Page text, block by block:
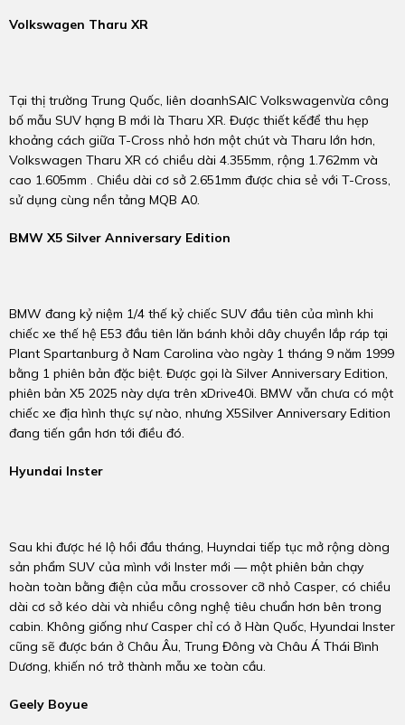
Volkswagen Tharu XR
Tại thị trường Trung Quốc, liên doanhSAIC Volkswagenvừa công
bố mẫu SUV hạng B mới là Tharu XR. Được thiết kếđể thu hẹp
khoảng cách giữa T-Cross nhỏ hơn một chút và Tharu lớn hơn,
Volkswagen Tharu XR có chiều dài 4.355mm, rộng 1.762mm và
cao 1.605mm . Chiều dài cơ sở 2.651mm được chia sẻ với T-Cross,
sử dụng cùng nền tảng MQB A0.
BMW X5 Silver Anniversary Edition
BMW đang kỷ niệm 1/4 thế kỷ chiếc SUV đầu tiên của mình khi
chiếc xe thế hệ E53 đầu tiên lăn bánh khỏi dây chuyền lắp ráp tại
Plant Spartanburg ở Nam Carolina vào ngày 1 tháng 9 năm 1999
bằng 1 phiên bản đặc biệt. Được gọi là Silver Anniversary Edition,
phiên bản X5 2025 này dựa trên xDrive40i. BMW vẫn chưa có một
chiếc xe địa hình thực sự nào, nhưng X5Silver Anniversary Edition
đang tiến gần hơn tới điều đó.
Hyundai Inster
Sau khi được hé lộ hồi đầu tháng, Huyndai tiếp tục mở rộng dòng
sản phẩm SUV của mình với Inster mới — một phiên bản chạy
hoàn toàn bằng điện của mẫu crossover cỡ nhỏ Casper, có chiều
dài cơ sở kéo dài và nhiều công nghệ tiêu chuẩn hơn bên trong
cabin. Không giống như Casper chỉ có ở Hàn Quốc, Hyundai Inster
cũng sẽ được bán ở Châu Âu, Trung Đông và Châu Á Thái Bình
Dương, khiến nó trở thành mẫu xe toàn cầu.
Geely Boyue